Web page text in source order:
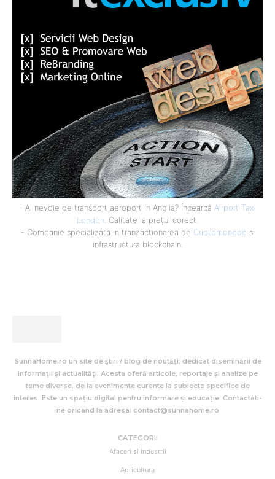
- Ai nevoie de transport aeroport in Anglia? Încearcă Airport Taxi
London. Calitate la prețul corect.
- Companie specializata in tranzactionarea de Criptomonede si
infrastructura blockchain.
SunnaHome.ro un site de știri / blog de noutăți, dedicat diseminării de
informații și actualități. Acesta oferă articole, reportaje și analize pe
teme diverse, de la evenimente curente la subiecte specifice de
interes. Este un spațiu digital pentru informare și educație. Contactati-
ne oricand la adresa: contact@sunnahome.ro
CATEGORII
Afaceri si Industrii
Agricultura